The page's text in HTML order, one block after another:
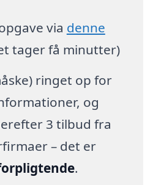
via denne
tager få minutter)
ringet op for
og
3 tilbud fra
– det er
.